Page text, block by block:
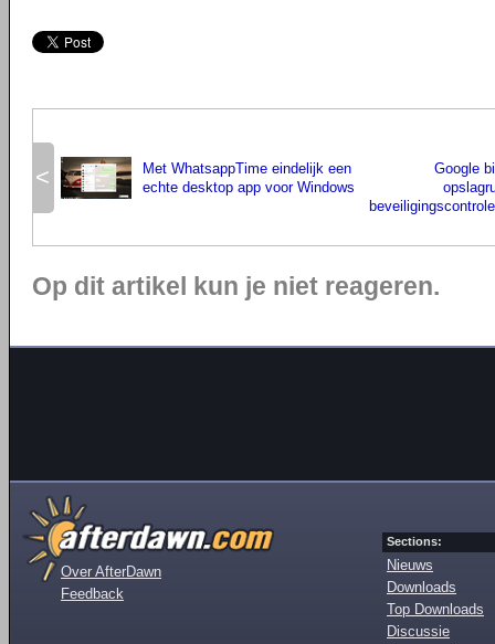
<
Met WhatsappTime eindelijk een
echte desktop app voor Windows
Google
Op dit artikel kun je niet reageren.
Over AfterDawn
Feedback
Sections:
Nieuws
Downloads
Top Downloads
Discussie